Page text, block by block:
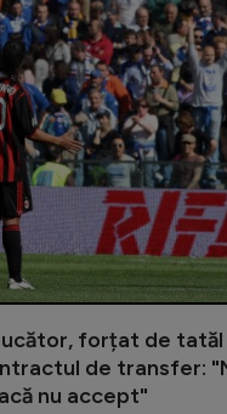
SuperLiga
Liga 2
Cupa României
Echipa Națională
U21
Fotbal feminin
Special
Diverse
forțat de tatăl
de transfer:
nu accept"